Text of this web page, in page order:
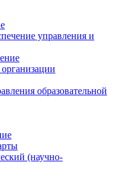
управления и
образовательной
(научно-